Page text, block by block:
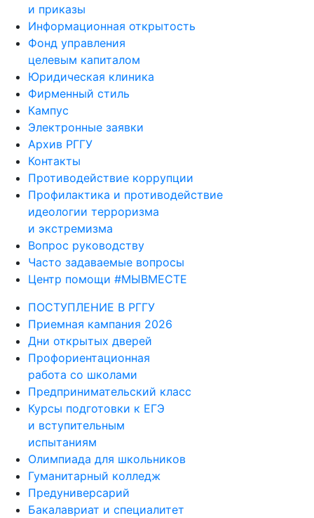
и приказы
Информационная открытость
Фонд управления
целевым капиталом
Юридическая клиника
Фирменный стиль
Кампус
Электронные заявки
Архив РГГУ
Контакты
Противодействие коррупции
Профилактика и противодействие
идеологии терроризма
и экстремизма
Вопрос руководству
Часто задаваемые вопросы
Центр помощи #МЫВМЕСТЕ
ПОСТУПЛЕНИЕ В РГГУ
Приемная кампания 2026
Дни открытых дверей
Профориентационная
работа со школами
Предпринимательский класс
Курсы подготовки к ЕГЭ
и вступительным
испытаниям
Олимпиада для школьников
Гуманитарный колледж
Предуниверсарий
Бакалавриат и специалитет